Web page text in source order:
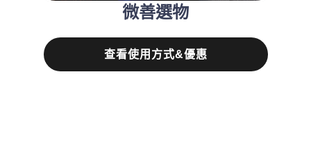
微善選物
查看使用方式&優惠